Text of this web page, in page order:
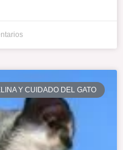
Y CUIDADO DEL GATO